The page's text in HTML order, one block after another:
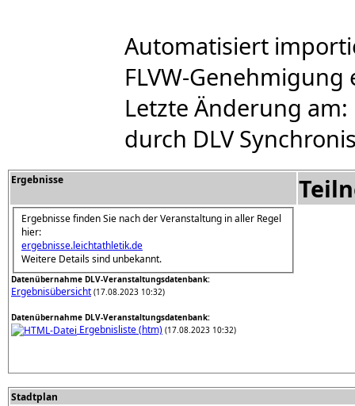
Automatisiert
FLVW-Genehmigung
Letzte Änderung am:
durch DLV
Ergebnisse
Ergebnisse finden Sie nach der Veranstaltung in aller Regel
hier:
ergebnisse.leichtathletik.de
Weitere Details sind unbekannt.
Datenübernahme DLV-Veranstaltungsdatenbank:
Ergebnisübersicht (17.08.2023 10:32)
Datenübernahme DLV-Veranstaltungsdatenbank:
Ergebnisliste (htm) (17.08.2023 10:32)
Stadtplan